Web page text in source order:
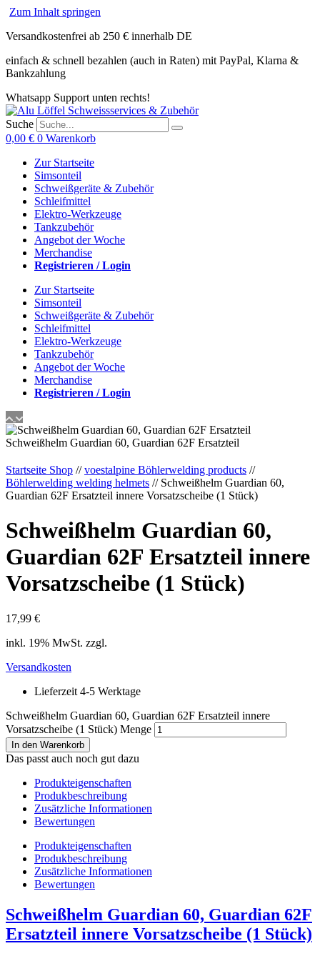
Zum Inhalt springen
Versandkostenfrei ab 250 € innerhalb DE
einfach & schnell bezahlen (auch in Raten) mit PayPal, Klarna &
Bankzahlung
Whatsapp Support unten rechts!
Suche
0,00 € 0 Warenkorb
Zur Startseite
Simsonteil
Schweißgeräte & Zubehör
Schleifmittel
Elektro-Werkzeuge
Tankzubehör
Angebot der Woche
Merchandise
Registrieren / Login
Zur Startseite
Simsonteil
Schweißgeräte & Zubehör
Schleifmittel
Elektro-Werkzeuge
Tankzubehör
Angebot der Woche
Merchandise
Registrieren / Login
Startseite Shop //voestalpine Böhlerwelding products //
Böhlerwelding welding helmets // Schweißhelm Guardian 60,
Guardian 62F Ersatzteil innere Vorsatzscheibe (1 Stück)
Schweißhelm Guardian 60,
Guardian 62F Ersatzteil innere
Vorsatzscheibe (1 Stück)
17,99 €
inkl. 19% MwSt. zzgl.
Versandkosten
Lieferzeit 4-5 Werktage
Schweißhelm Guardian 60, Guardian 62F Ersatzteil innere
Vorsatzscheibe (1 Stück) Menge
In den Warenkorb
Das passt auch noch gut dazu
Produkteigenschaften
Produkbeschreibung
Zusätzliche Informationen
Bewertungen
Produkteigenschaften
Produkbeschreibung
Zusätzliche Informationen
Bewertungen
Schweißhelm Guardian 60, Guardian 62F
Ersatzteil innere Vorsatzscheibe (1 Stück)